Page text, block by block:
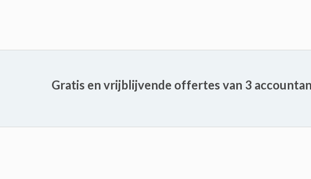
Gratis en vrijblijvende offertes van 3